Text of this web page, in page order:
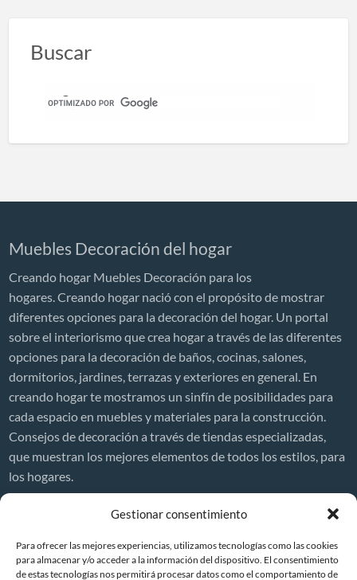
Gestionar consentimiento
Para ofrecer las mejores experiencias, utilizamos tecnologías como las cookies
para almacenar y/o acceder a la información del dispositivo. El consentimiento
de estas tecnologías nos permitirá procesar datos como el comportamiento de
Buscar
Muebles Decoración del hogar
Creando hogar Muebles Decoración para los
hogares. Creando hogar nació con el propósito de mostrar
diferentes opciones para la decoración del hogar. Un portal
sobre el interiorismo que crea hogar a través de las diferentes
opciones para la decoración de baños, cocinas, salones,
dormitorios, jardines, terrazas y exteriores en general. En
creando hogar te mostramos un sinfín de posibilidades para
cada espacio en muebles y materiales para la construcción.
Consejos de decoración a través de tiendas especializadas,
que muestran los mejores elementos de todos los estilos, para
los hogares.
¿Cuánto cuesta reformar una casa?
Reformas integrales en viviendas